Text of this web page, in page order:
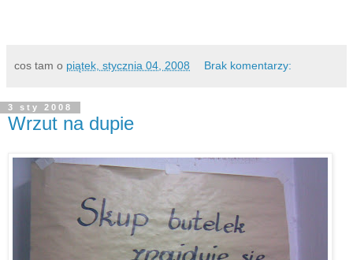
cos tam o piątek, stycznia 04, 2008 Brak komentarzy:
3 sty 2008
Wrzut na dupie